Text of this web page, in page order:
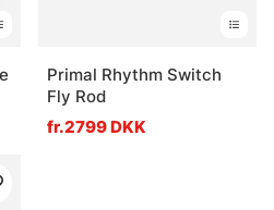
Primal Rhythm Switch
Fly Rod
fr.2799 DKK